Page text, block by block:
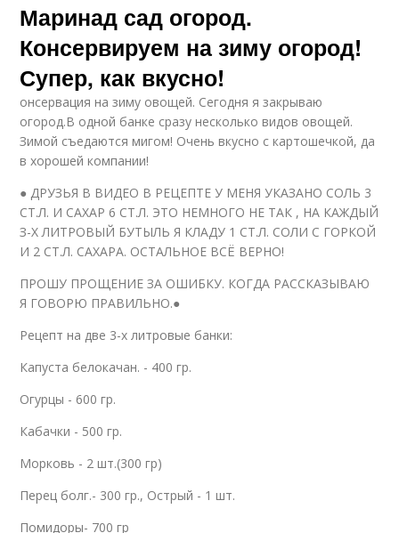
Маринад сад огород.
Консервируем на зиму огород!
Супер, как вкусно!
онсервация на зиму овощей. Сегодня я закрываю
огород.В одной банке сразу несколько видов овощей.
Зимой съедаются мигом! Очень вкусно с картошечкой, да
в хорошей компании!
● ДРУЗЬЯ В ВИДЕО В РЕЦЕПТЕ У МЕНЯ УКАЗАНО СОЛЬ 3
СТ.Л. И САХАР 6 СТ.Л. ЭТО НЕМНОГО НЕ ТАК , НА КАЖДЫЙ
З-Х ЛИТРОВЫЙ БУТЫЛЬ Я КЛАДУ 1 СТ.Л. СОЛИ С ГОРКОЙ
И 2 СТ.Л. САХАРА. ОСТАЛЬНОЕ ВСЁ ВЕРНО!
ПРОШУ ПРОЩЕНИЕ ЗА ОШИБКУ. КОГДА РАССКАЗЫВАЮ
Я ГОВОРЮ ПРАВИЛЬНО.●
Рецепт на две 3-х литровые банки:
Капуста белокачан. - 400 гр.
Огурцы - 600 гр.
Кабачки - 500 гр.
Морковь - 2 шт.(300 гр)
Перец болг.- 300 гр., Острый - 1 шт.
Помидоры- 700 гр